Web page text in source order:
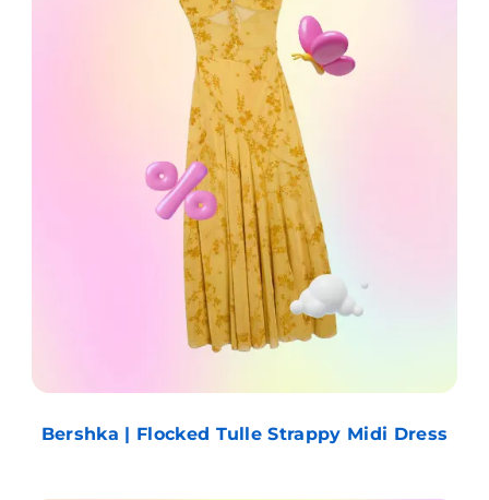
Bershka | Flocked Tulle Strappy Midi Dress